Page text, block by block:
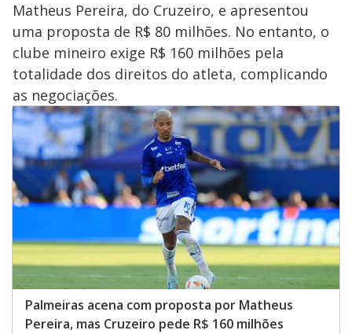
Matheus Pereira, do Cruzeiro, e apresentou
uma proposta de R$ 80 milhões. No entanto, o
clube mineiro exige R$ 160 milhões pela
totalidade dos direitos do atleta, complicando
as negociações.
Palmeiras acena com proposta por Matheus
Pereira, mas Cruzeiro pede R$ 160 milhões